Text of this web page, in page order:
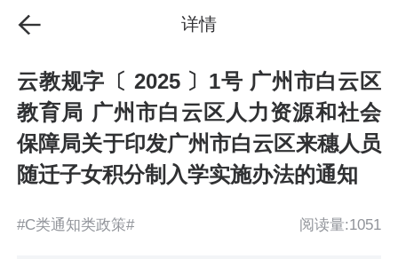
详情
云教规字〔 2025 〕1号 广州市白云区
教育局 广州市白云区人力资源和社会
保障局关于印发广州市白云区来穗人员
随迁子女积分制入学实施办法的通知
#C类通知类政策# 阅读量:1051